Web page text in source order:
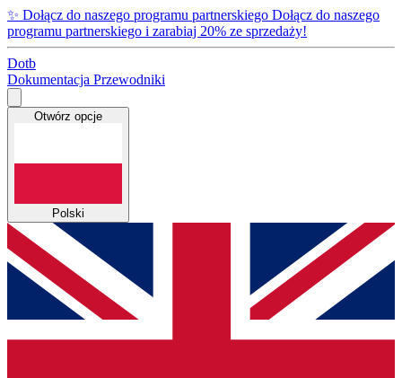
✨ Dołącz do naszego programu partnerskiego Dołącz do naszego
programu partnerskiego i zarabiaj 20% ze sprzedaży!
Dotb
Dokumentacja Przewodniki
Otwórz opcje
Polski